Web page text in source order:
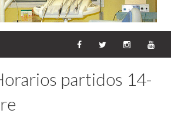
partidos 14-